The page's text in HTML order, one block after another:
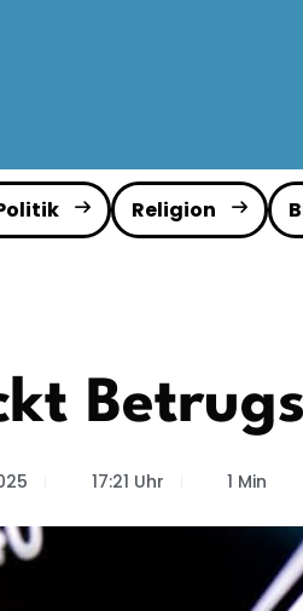
Religion
17:21 Uhr 1 Min